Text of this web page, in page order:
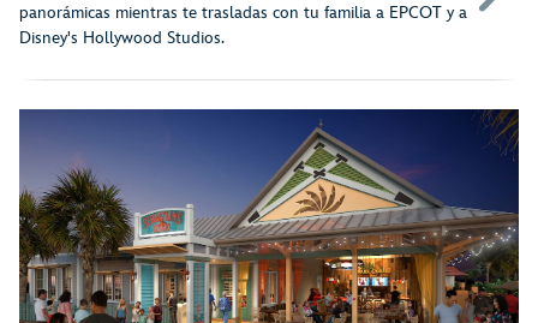
panorámicas mientras te trasladas con tu familia a EPCOT y a
Disney's Hollywood Studios.